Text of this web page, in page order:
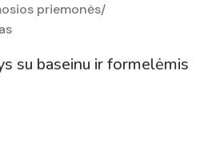
priemonės/
su baseinu ir formelėmis